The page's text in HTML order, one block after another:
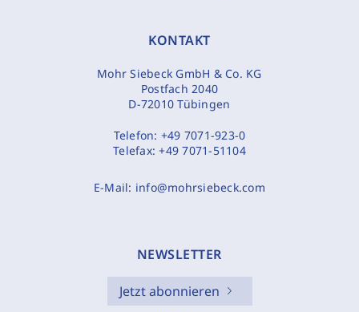
KONTAKT
Mohr Siebeck GmbH & Co. KG
Postfach 2040
D-72010 Tübingen
Telefon: +49 7071-923-0
Telefax:+49 7071-51104
E-Mail: info@mohrsiebeck.com
NEWSLETTER
Jetzt abonnieren